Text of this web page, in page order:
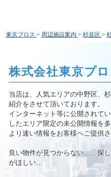
東京プロス > 周辺施設案内 > 杉並区 >
株式会社東京プロ
当店は、人気エリアの中野区、
紹介をさせて頂いております。
インターネット等に公開されて
したエリア限定の未公開情報を多
より速い情報をお客様へご提供
良い物件が見つからない…、探
がほしい…